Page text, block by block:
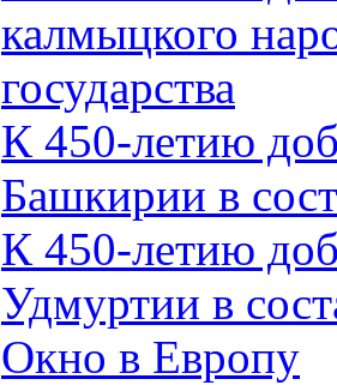
калмыцкого
государства
К 450-летию
Башкирии в
К 450-летию
Удмуртии в
Окно в Европу